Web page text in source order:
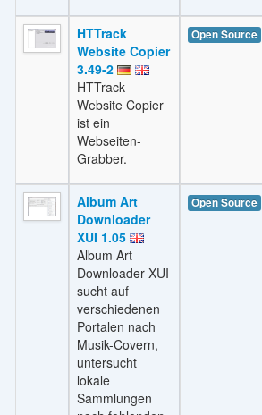
HTTrack
Website Copier
3.49-2
HTTrack
Website Copier
ist ein
Webseiten-
Grabber.
Open Source
Album Art
Downloader
XUI 1.05
Album Art
Downloader XUI
sucht auf
verschiedenen
Portalen nach
Musik-Covern,
untersucht
lokale
Sammlungen
Open Source